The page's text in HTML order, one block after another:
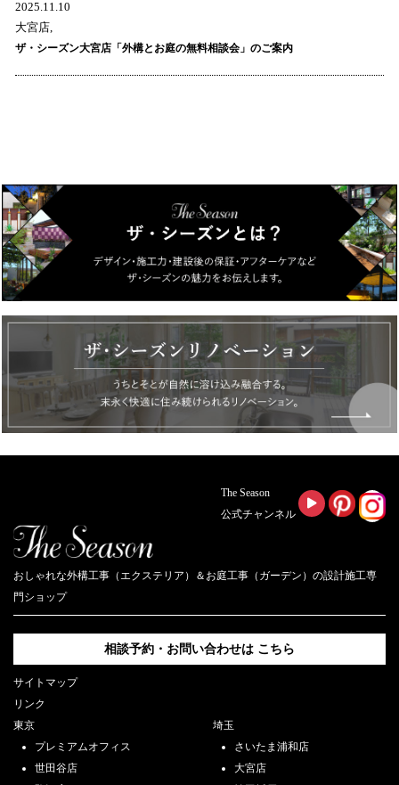
2025.11.10
大宮店,
ザ・シーズン大宮店「外構とお庭の無料相談会」のご案内
The Season
公式チャンネル
おしゃれな外構工事（エクステリア）＆お庭工事（ガーデン）の設計施工専
門ショップ
相談予約・お問い合わせは こちら
サイトマップ
リンク
東京
プレミアムオフィス
世田谷店
埼玉
さいたま浦和店
大宮店